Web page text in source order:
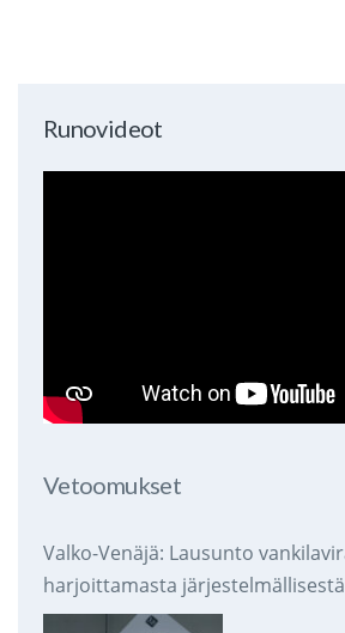
Runovideot
Vetoomukset
Valko-Venäjä: Lausunto
harjoittamasta
takavarikoinnista ja tuhoamisesta